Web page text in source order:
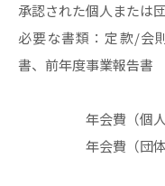
承認された個人または
必要な書類：定款/会
書、前年度事業報告書
年会費（個人）
年会費（団体/法